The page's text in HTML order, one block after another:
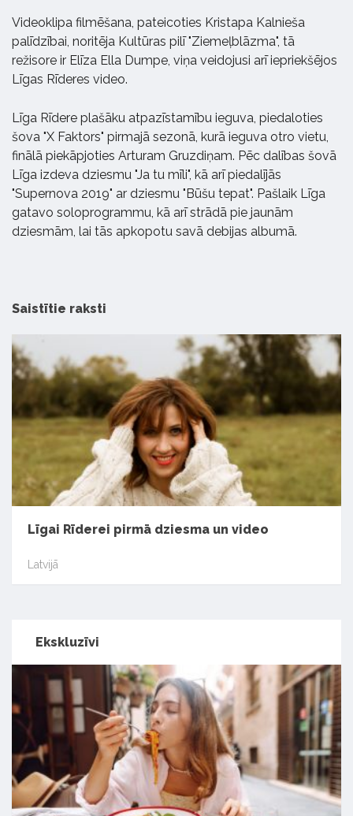
Videoklipa filmēšana, pateicoties Kristapa Kalnieša
palīdzībai, noritēja Kultūras pilī "Ziemeļblāzma", tā
režisore ir Elīza Ella Dumpe, viņa veidojusi arī iepriekšējos
Līgas Rīderes video.
Līga Rīdere plašāku atpazīstamību ieguva, piedaloties
šova "X Faktors" pirmajā sezonā, kurā ieguva otro vietu,
finālā piekāpjoties Arturam Gruzdiņam. Pēc dalības šovā
Līga izdeva dziesmu "Ja tu mīli", kā arī piedalījās
"Supernova 2019" ar dziesmu "Būšu tepat". Pašlaik Līga
gatavo soloprogrammu, kā arī strādā pie jaunām
dziesmām, lai tās apkopotu savā debijas albumā.
Saistītie raksti
Līgai Rīderei pirmā dziesma un video
Latvijā
Ekskluzīvi